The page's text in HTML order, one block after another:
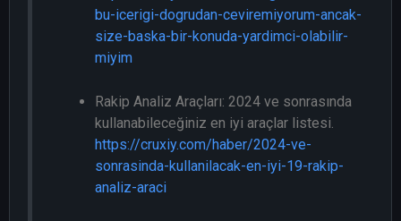
bu-icerigi-dogrudan-ceviremiyorum-ancak-
size-baska-bir-konuda-yardimci-olabilir-
miyim
Rakip Analiz Araçları: 2024 ve sonrasında
kullanabileceğiniz en iyi araçlar listesi.
https://cruxiy.com/haber/2024-ve-
sonrasinda-kullanilacak-en-iyi-19-rakip-
analiz-araci